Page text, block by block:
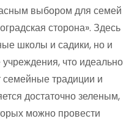
выбором для семей
сторона». Здесь
школы и садики, но и
что идеально
семейные традиции и
достаточно зеленым,
можно провести